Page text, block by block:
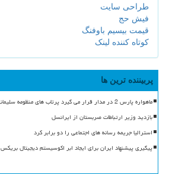
طراحی سایت
فیش حج
قیمت بیسیم باوفنگ
کوتاه کننده لینک
پربیننده ترین ها
ماهواره پارس 2 در مدار قرار می گیرد پرتاب های منظومه سلیمانی در1405
بازدید وزیر ارتباطات صربستان از ایرانسل
استرالیا جریمه رسانه های اجتماعی را دو برابر کرد
پیگیری پیشنهاد ایران برای ایجاد ابر اکوسیستم دیجیتال بریکس